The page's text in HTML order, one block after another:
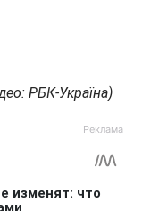
РБК-Україна)